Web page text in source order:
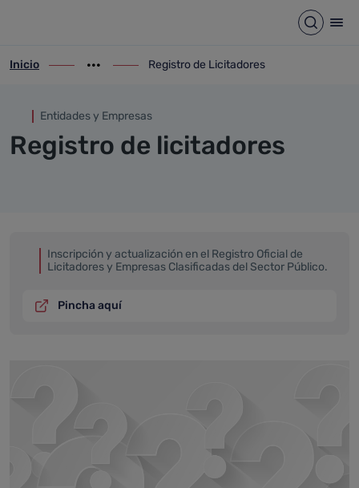
Abrir
ir-a inicio
Inicio
Mostrar opciones del camino de migas
ir-a Registro de Licitadores
Registro de Licitadores
Entidades y Empresas
Registro de licitadores
Inscripción y actualización en el Registro Oficial de
Licitadores y Empresas Clasificadas del Sector Público.
Pincha aquí